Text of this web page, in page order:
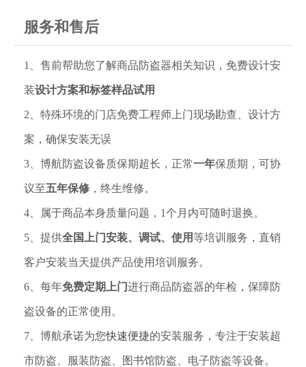
服务和售后
1、售前帮助您了解商品防盗器相关知识，免费设计安
装设计方案和标签样品试用
2、特殊环境的门店免费工程师上门现场勘查、设计方
案，确保安装无误
3、博航防盗设备质保期超长，正常一年保质期，可协
议至五年保修 ，终生维修。
4、属于商品本身质量问题，1个月内可随时退换。
5、提供全国上门安装、调试、使用 等培训服务，直销
客户安装当天提供产品使用培训服务。
6、每年免费定期上门进行商品防盗器的年检，保障防
盗设备的正常使用。
7、博航承诺为您快速便捷的安装服务，专注于安装超
市防盗、服装防盗、图书馆防盗、电子防盗等设备。